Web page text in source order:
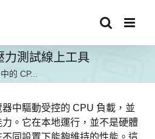
力測試線上工具
的 CP...
中驅動受控的 CPU 負載，並
。它在本地運行，並不是硬體
同設置下能夠維持的性能。這